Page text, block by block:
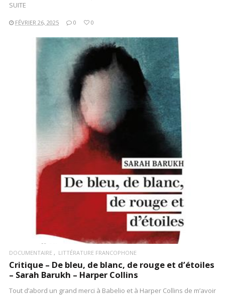
SUITE
FÉVRIER 26, 2025 0 0
LIRE LA SUITE
DOCUMENTAIRE LITTÉRATURE FRANCOPHONE
Critique – De bleu, de blanc, de rouge et d’étoiles
– Sarah Barukh – Harper Collins
Tout d’abord un grand merci à Babelio et à Harper Collins de m’avoir